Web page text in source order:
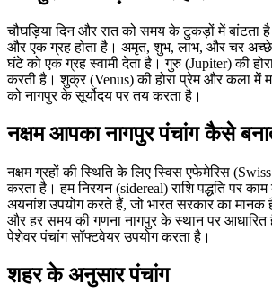
चौघड़िया दिन और रात को समय के टुकड़ों में
और एक ग्रह होता है। अमृत, शुभ, लाभ, और चर अच्छे
घंटे को एक ग्रह स्वामी देता है। गुरु (Jupiter) की
करती है। शुक्र (Venus) की होरा प्रेम और कला में
को नागपुर के सूर्योदय पर तय करता है।
नक्षम आपका नागपुर पंचांग कैसे
नक्षम ग्रहों की स्थिति के लिए स्विस एफेमेरिस
करता है। हम निरयन (sidereal) राशि पद्धति पर
अयनांश उपयोग करते हैं, जो भारत सरकार का मानक
और हर समय की गणना नागपुर के स्थान पर आधारित
पेशेवर पंचांग सॉफ्टवेयर उपयोग करता है।
शहर के अनुसार पंचांग